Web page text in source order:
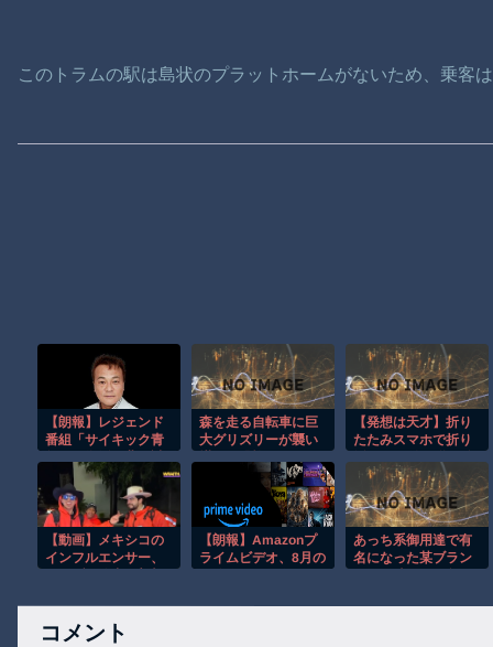
このトラムの駅は島状のプラットホームがないため、乗客
【朗報】レジェンド
番組「サイキック青
さん＆竹内義和さん
が8月5日に帰ってく
るｗｗｗｗｗｗｗｗ
ｗｗ
森を走る自転車に巨
大グリズリーが襲い
【発想は天才】折り
たたみスマホで折り
からないｗ
【動画】メキシコの
インフルエンサー、
【朗報】Amazonプ
ライムビデオ、8月の
越えへ
あっち系御用達で有
名になった某ブラン
今期の業績は……
コメント